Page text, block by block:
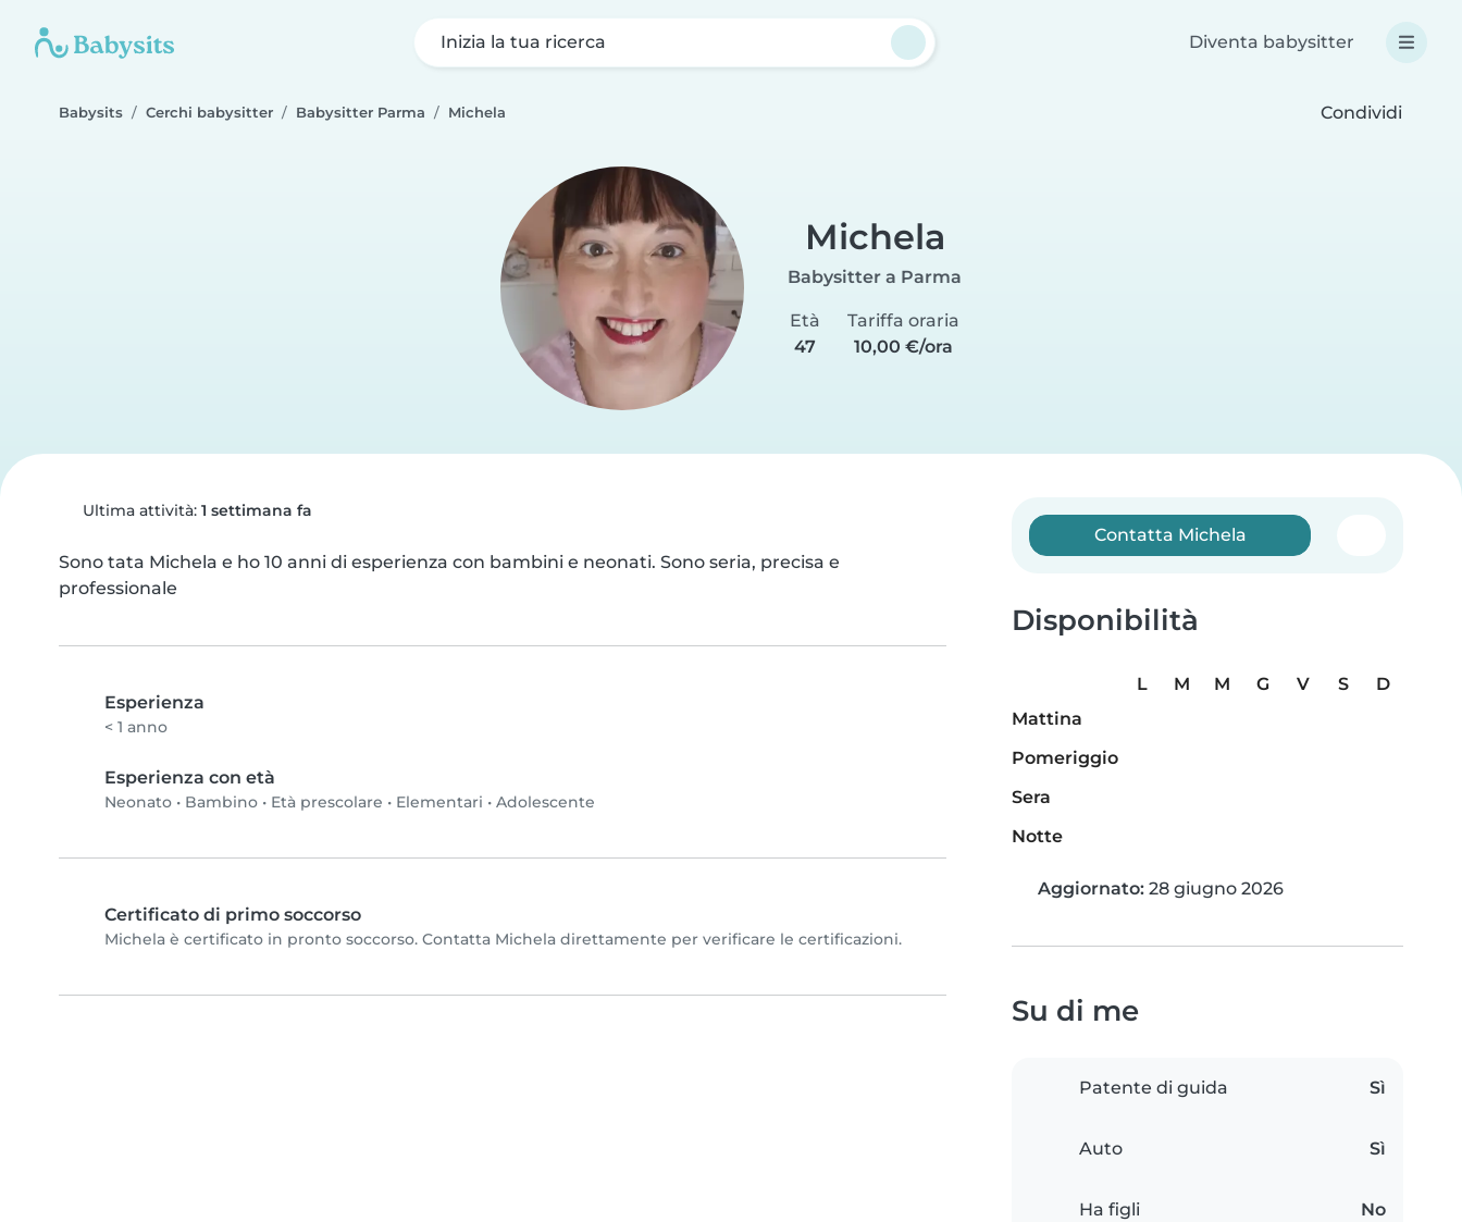
Inizia la tua ricerca Diventa babysitter
Babysits Cerchi babysitter Babysitter Parma Michela Condividi
Michela
Babysitter a Parma
Età
47
Tariffa oraria
10,00 €/ora
Ultima attività: 1 settimana fa
Sono tata Michela e ho 10 anni di esperienza con bambini e neonati. Sono seria, precisa e
professionale
Esperienza
< 1 anno
Esperienza con età
Neonato • Bambino • Età prescolare • Elementari • Adolescente
Certificato di primo soccorso
Michela è certificato in pronto soccorso. Contatta Michela direttamente per verificare le certificazioni.
Contatta Michela
Disponibilità
L M M G V S
D
Mattina
Pomeriggio
Sera
Notte
Aggiornato: 28 giugno 2026
Su di me
Patente di guida Sì
Auto Sì
Ha figli No